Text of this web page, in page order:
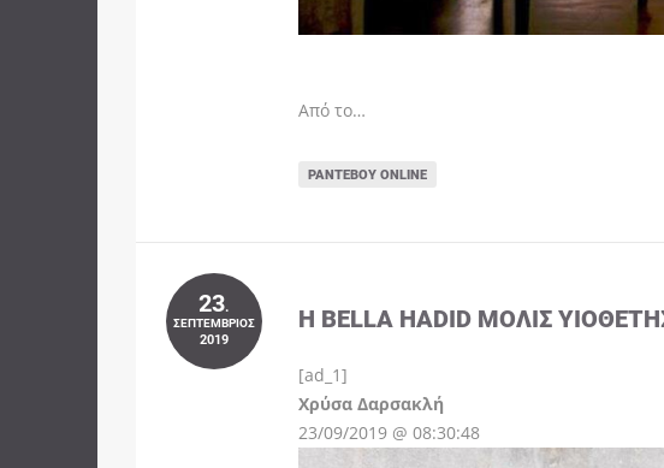
Από το…
ΡΑΝΤΕΒΟΎ ONLINE
23.
ΣΕΠΤΈΜΒΡΙΟΣ
2019
Η BELLA HADID ΜΌΛΙΣ
[ad_1]
Χρύσα ΔαρσακλήInstagram
23/09/2019 @ 08:30:48